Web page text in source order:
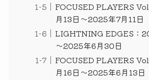
FOCUSED PLAYERS
月13日～2025年7月11日
LIGHTNING EDGES：
～2025年6月30日
FOCUSED PLAYERS
月16日～2025年6月13日